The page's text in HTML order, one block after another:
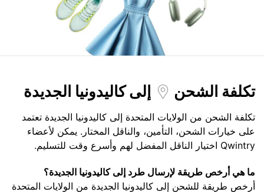
تكلفة الشحن إلى كاليدونيا الجديدة
تكلفة الشحن من الولايات المتحدة إلى كاليدونيا الجديدة تعتمد
على خيارات الشحن، التأمين، والناقل المختار. يمكن لأعضاء
Qwintry اختيار الناقل المفضل لهم وأسرع وقت للتسليم.
ما هي أرخص طريقة لإرسال طرد إلى كاليدونيا الجديدة؟
أرخص طريقة للشحن إلى كاليدونيا الجديدة من الولايات المتحدة